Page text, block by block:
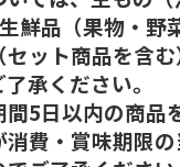
鮮品（果物・野
ット商品を含
承ください。
5日以内の商品
費・賞味期限